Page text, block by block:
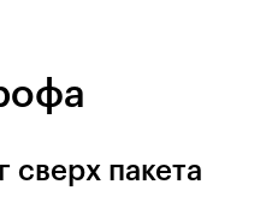
сверх пакета